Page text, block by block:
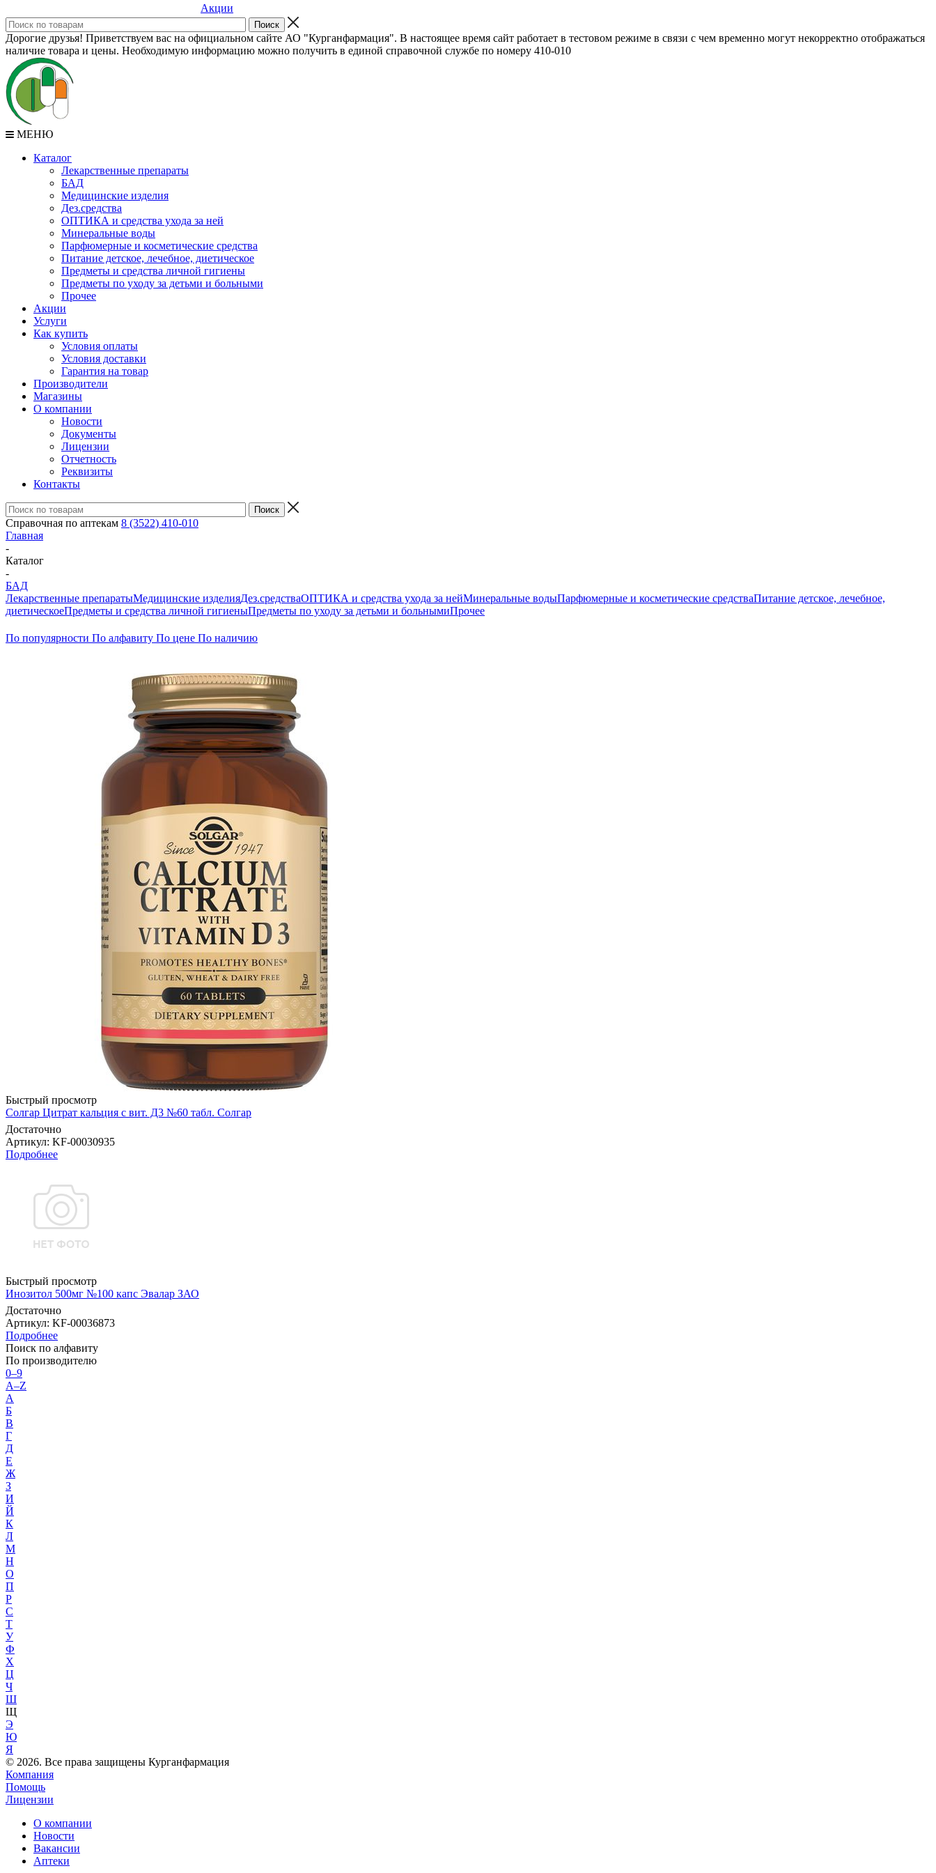
Акции
Дорогие друзья! Приветствуем вас на официальном сайте АО "Курганфармация". В настоящее время сайт работает в тестовом режиме в связи с чем временно могут некорректно отображаться
наличие товара и цены. Необходимую информацию можно получить в единой справочной службе по номеру 410-010
МЕНЮ
Каталог
Лекарственные препараты
БАД
Медицинские изделия
Дез.средства
ОПТИКА и средства ухода за ней
Минеральные воды
Парфюмерные и косметические средства
Питание детское, лечебное, диетическое
Предметы и средства личной гигиены
Предметы по уходу за детьми и больными
Прочее
Акции
Услуги
Как купить
Условия оплаты
Условия доставки
Гарантия на товар
Производители
Магазины
О компании
Новости
Документы
Лицензии
Отчетность
Реквизиты
Контакты
Справочная по аптекам 8 (3522) 410-010
Главная
-
Каталог
-
БАД
Лекарственные препаратыМедицинские изделияДез.средстваОПТИКА и средства ухода за нейМинеральные водыПарфюмерные и косметические средстваПитание детское, лечебное,
диетическоеПредметы и средства личной гигиеныПредметы по уходу за детьми и больнымиПрочее
По популярности По алфавиту По цене По наличию
Быстрый просмотр
Солгар Цитрат кальция с вит. Д3 №60 табл. Солгар
Достаточно
Артикул: KF-00030935
Подробнее
Быстрый просмотр
Инозитол 500мг №100 капс Эвалар ЗАО
Достаточно
Артикул: KF-00036873
Подробнее
Поиск по алфавиту
По производителю
0–9
A–Z
А
Б
В
Г
Д
Е
Ж
З
И
Й
К
Л
М
Н
О
П
Р
С
Т
У
Ф
Х
Ц
Ч
Ш
Щ
Э
Ю
Я
© 2026. Все права защищены Курганфармация
Компания
Помощь
Лицензии
О компании
Новости
Вакансии
Аптеки